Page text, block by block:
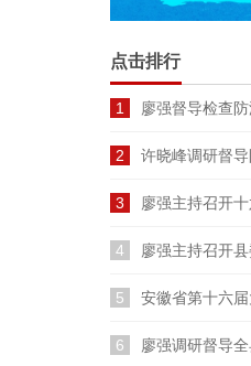
点击排行
1 廖强督导检查
2 许晓峰调研督导
3 廖强主持召开
4 廖强主持召开
5 安徽省第十六
6 廖强调研督导